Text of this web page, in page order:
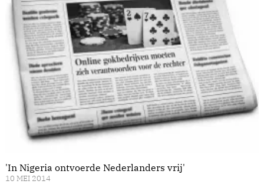
'In Nigeria ontvoerde Nederlanders vrij'
10 MEI 2014